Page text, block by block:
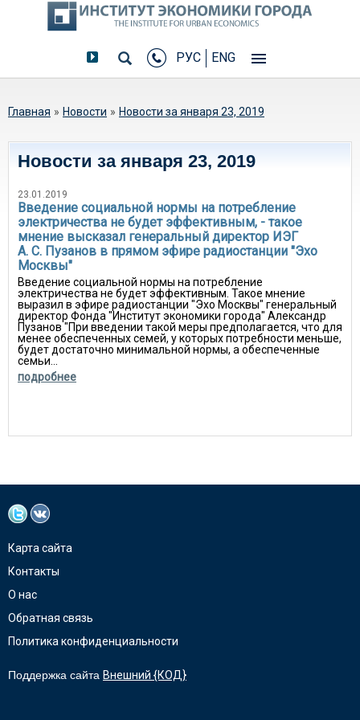
РУС ENG
Вы здесь
Главная » Новости » Новости за января 23, 2019
Новости за января 23, 2019
23.01.2019
Введение социальной нормы на потребление
электричества не будет эффективным, - такое
мнение высказал генеральный директор ИЭГ
А. С. Пузанов в прямом эфире радиостанции "Эхо
Москвы"
Введение социальной нормы на потребление
электричества не будет эффективным. Такое мнение
выразил в эфире радиостанции "Эхо Москвы" генеральный
директор Фонда "Институт экономики города" Александр
Пузанов "При введении такой меры предполагается, что для
менее обеспеченных семей, у которых потребности меньше,
будет достаточно минимальной нормы, а обеспеченные
семьи...
подробнее
Карта сайта
Контакты
О нас
Обратная связь
Политика конфиденциальности
Поддержка сайта Внешний {КОД}